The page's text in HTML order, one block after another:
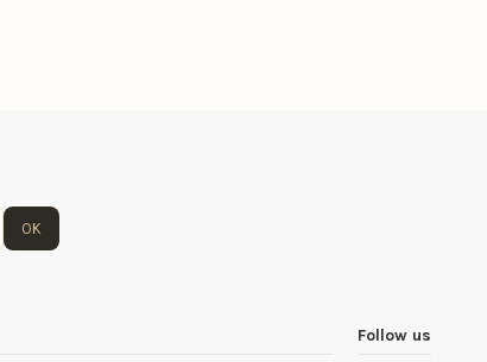
OK
Follow us